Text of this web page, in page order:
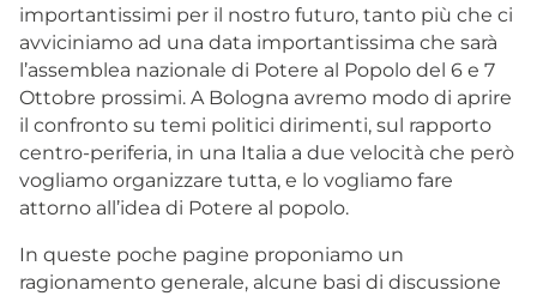
importantissimi per il nostro futuro, tanto più che ci
avviciniamo ad una data importantissima che sarà
l’assemblea nazionale di Potere al Popolo del 6 e 7
Ottobre prossimi. A Bologna avremo modo di aprire
il confronto su temi politici dirimenti, sul rapporto
centro-periferia, in una Italia a due velocità che però
vogliamo organizzare tutta, e lo vogliamo fare
attorno all’idea di Potere al popolo.
In queste poche pagine proponiamo un
ragionamento generale, alcune basi di discussione